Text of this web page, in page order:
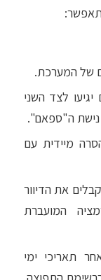
של המערכת.
לצד השני
נישת ה"ספאם".
מיידית עם
את הדיוור
המועברת
תאריכי ימי